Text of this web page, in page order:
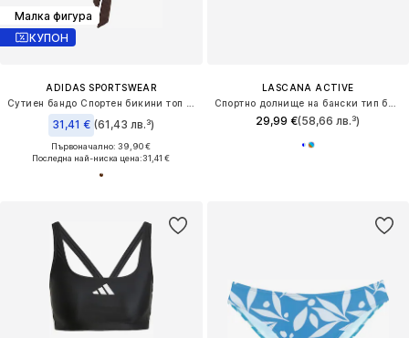
Малка фигура
КУПОН
ADIDAS SPORTSWEAR
31,41 € (61,43 лв.³)
Първоначално: 39,90 €
Последна най-ниска цена:31,41 €
LASCANA ACTIVE
29,99 €(58,66 лв.³)